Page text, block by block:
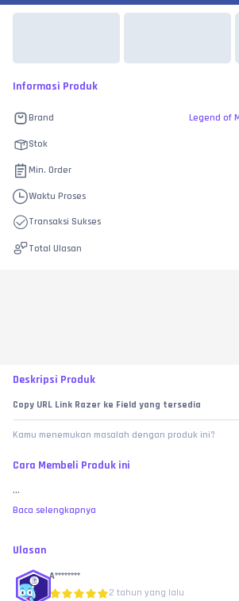
Informasi Produk
Brand Legend of
Stok
Min. Order
Waktu Proses
Transaksi Sukses
Total Ulasan
Deskripsi Produk
Copy URL Link Razer ke Field yang tersedia
Kamu menemukan masalah dengan produk ini?
Cara Membeli Produk ini
...
Baca selengkapnya
Ulasan
A********
2 tahun yang lalu